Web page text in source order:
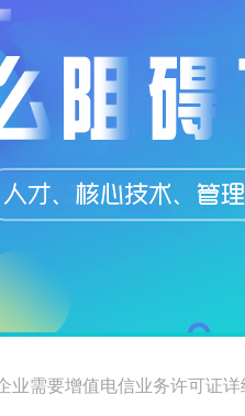
业需要增值电信业务许可证详